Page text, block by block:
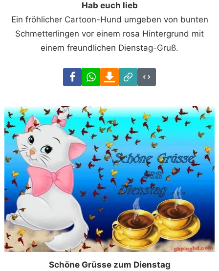
Hab euch lieb
Ein fröhlicher Cartoon-Hund umgeben von bunten
Schmetterlingen vor einem rosa Hintergrund mit
einem freundlichen Dienstag-Gruß.
FacebookWhatsAppDownload
Link
Code
Schöne Grüsse zum Dienstag